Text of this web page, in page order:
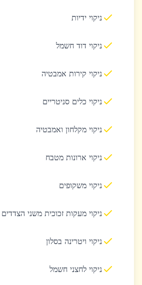
ניקוי ידיות
ניקוי דוד חשמל
ניקוי קירות אמבטיה
ניקוי כלים סניטריים
ניקוי מקלחון ואמבטיה
ניקוי ארונות מטבח
ניקוי משקופים
ניקוי מעקות זכוכית משני הצדדים
ניקוי ויטרינה בסלון
ניקוי לחצני חשמל